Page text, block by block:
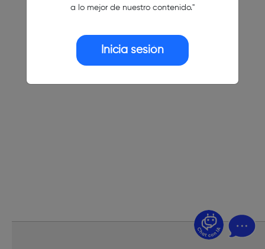
a lo mejor de nuestro contenido."
Inicia sesión